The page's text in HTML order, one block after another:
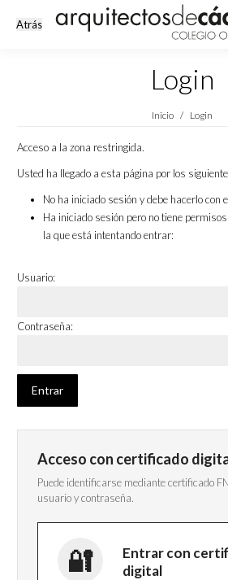
Login
Estás aquí:
Inicio Login
Acceso a la zona restringida.
Usted ha llegado a esta página por los
No ha iniciado sesión y debe hacerlo con
Ha iniciado sesión pero no tiene
la que está intentando entrar:
Usuario:
Contraseña:
Acceso con certificado
Puede identificarse mediante certificado
usuario y contraseña.
Entrar con
digital